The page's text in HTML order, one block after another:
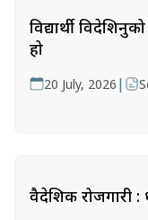
विद्यार्थी
हो
20 July, 2026 |
वैदेशिक रोजगारी